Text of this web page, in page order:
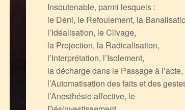
Insoutenable, parmi lesquels :
le Déni, le Refoulement, la
l’Idéalisation, le Clivage,
la Projection, la Radicalisation,
l’Interprétation, l’Isolement,
la décharge dans le Passage à l’acte,
l’Automatisation des faits et des
l’Anesthésie affective, le